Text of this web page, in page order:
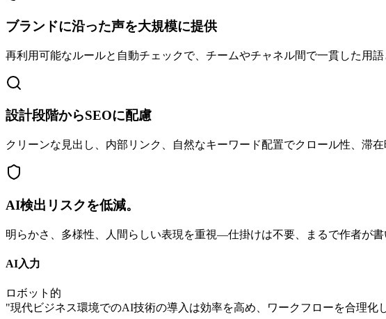
ブランドに沿った声を大規模に提供
再利用可能なルールと自動チェックで、チームやチャネル間で一貫した用語
設計段階からSEOに配慮
クリーンな見出し、内部リンク、自然なキーワード配置でクロール性、滞在
AI検出リスクを低減。
明らかさ、多様性、人間らしい表現を重視—仕掛けは不要、まるで作者が書
AI入力
ロボット的
"現代ビジネス環境でのAI技術の導入は効率を高め、ワークフローを合理化